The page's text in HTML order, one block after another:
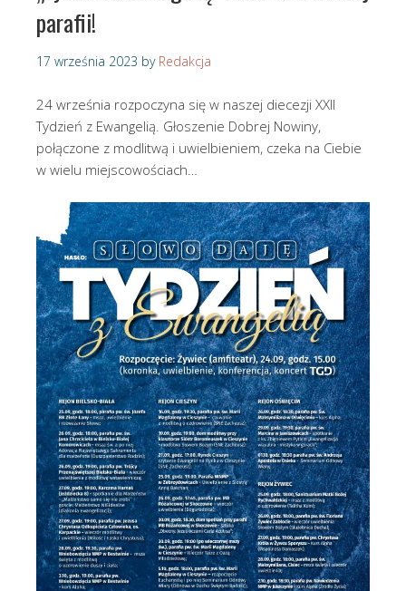
parafii!
17 września 2023 by Redakcja
24 września rozpoczyna się w naszej diecezji XXII
Tydzień z Ewangelią. Głoszenie Dobrej Nowiny,
połączone z modlitwą i uwielbieniem, czeka na Ciebie
w wielu miejscowościach…